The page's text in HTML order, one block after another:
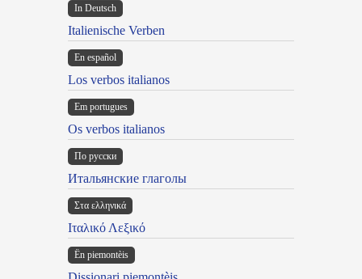
In Deutsch
Italienische Verben
En español
Los verbos italianos
Em portugues
Os verbos italianos
По русски
Итальянские глаголы
Στα ελληνικά
Ιταλικό Λεξικό
Ën piemontèis